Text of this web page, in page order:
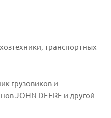
транспортных
грузовиков и
JOHN DEERE и другой